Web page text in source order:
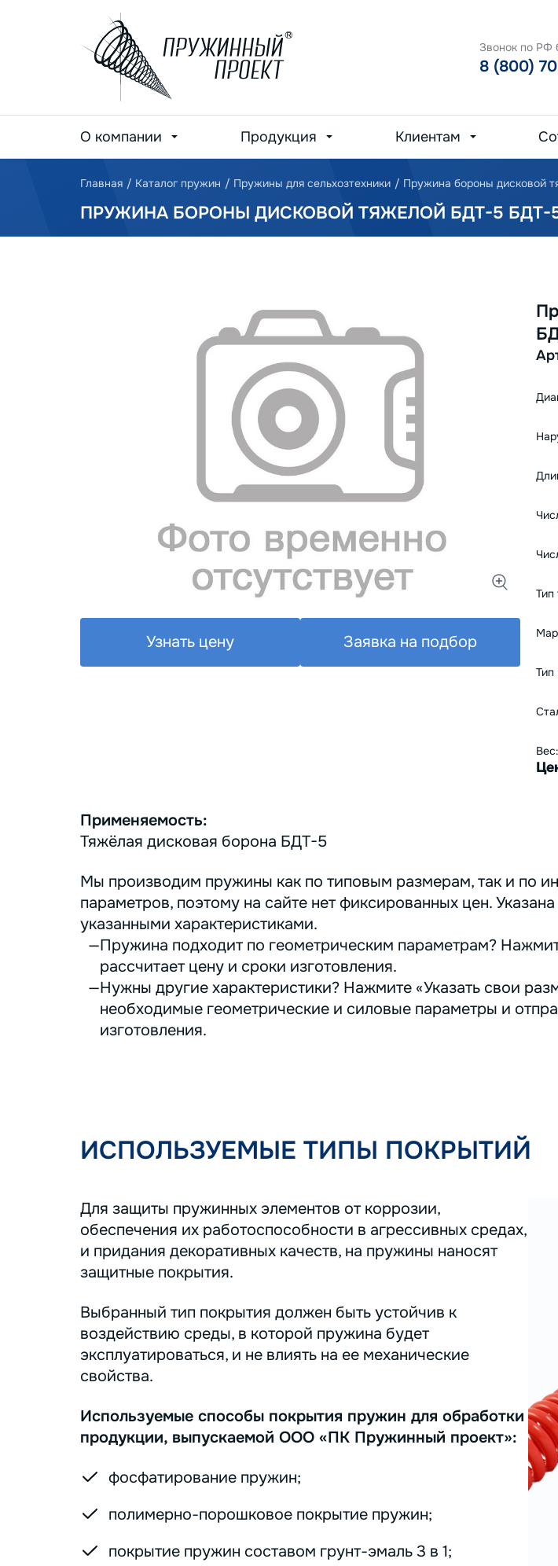
Звонок по РФ
8 (800)
О компании Продукция Клиентам
Главная / Каталог пружин / Пружины для сельхозтехники / Пружина бороны дисковой
ПРУЖИНА БОРОНЫ ДИСКОВОЙ ТЯЖЕЛОЙ БДТ-5 БДТ-
Тип
Тип
Вес:
Узнать цену Заявка на подбор
Применяемость:
Тяжёлая дисковая борона БДТ-5
Мы производим пружины как по типовым размерам, так и по
параметров, поэтому на сайте нет фиксированных цен.
указанными характеристиками.
Пружина подходит по геометрическим параметрам?
рассчитает цену и сроки изготовления.
Нужны другие характеристики? Нажмите «Указать свои
необходимые геометрические и силовые параметры и
изготовления.
ИСПОЛЬЗУЕМЫЕ ТИПЫ ПОКРЫТИЙ
Для защиты пружинных элементов от коррозии,
обеспечения их работоспособности в агрессивных средах,
и придания декоративных качеств, на пружины наносят
защитные покрытия.
Выбранный тип покрытия должен быть устойчив к
воздействию среды, в которой пружина будет
эксплуатироваться, и не влиять на ее механические
свойства.
Используемые способы покрытия пружин для обработки
продукции, выпускаемой ООО «ПК Пружинный проект»:
фосфатирование пружин;
полимерно-порошковое покрытие пружин;
покрытие пружин составом грунт-эмаль 3 в 1;